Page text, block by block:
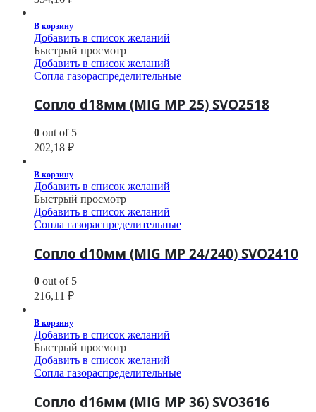
В корзину
Добавить в список желаний
Быстрый просмотр
Добавить в список желаний
Сопла газораспределительные
Сопло d18мм (MIG MP 25) SVO2518
0 out of 5
202,18 ₽
В корзину
Добавить в список желаний
Быстрый просмотр
Добавить в список желаний
Сопла газораспределительные
Сопло d10мм (MIG MP 24/240) SVO2410
0 out of 5
216,11 ₽
В корзину
Добавить в список желаний
Быстрый просмотр
Добавить в список желаний
Сопла газораспределительные
Сопло d16мм (MIG MP 36) SVO3616